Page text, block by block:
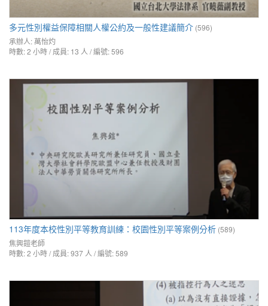
多元性別權益保障相關人權公約及一般性建議簡介 (596)
承辦人:萬怡灼
時數: 2 小時 / 成員: 13 人 / 編號: 596
113年度本校性別平等教育訓練：校園性別平等案例分析 (589)
焦興鎧老師
時數: 2 小時 / 成員: 937 人 / 編號: 589